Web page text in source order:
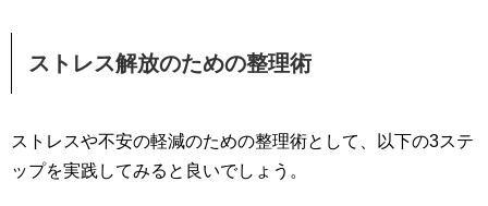
ストレス解放のための整理術
ストレスや不安の軽減のための整理術として、以下の3ステ
ップを実践してみると良いでしょう。